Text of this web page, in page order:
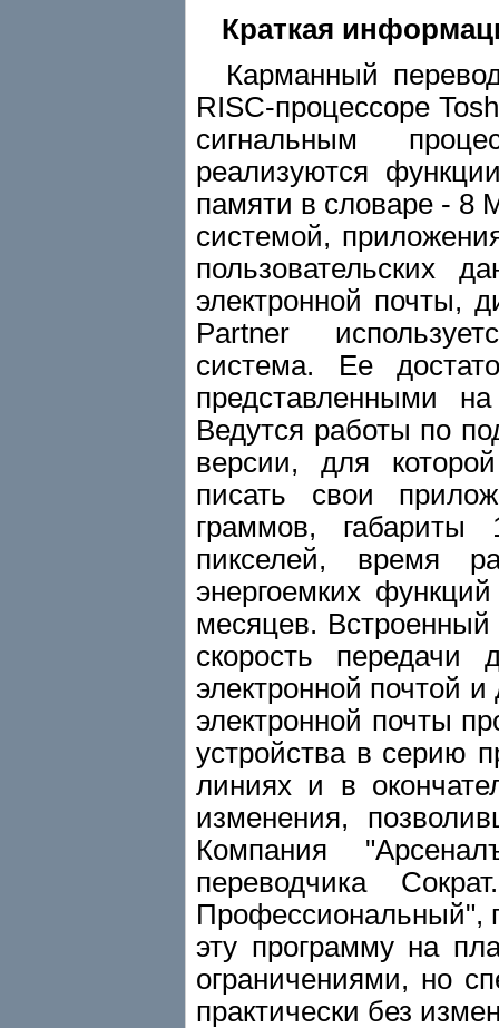
Краткая
Карманный
RISC-процессоре
сигнальным
реализуются
памяти в словаре - 8
системой,
пользовательских
электронной почты,
Partner
система. Ее
представленными
Ведутся работы по
версии, для
писать свои
граммов, габариты
пикселей, время
энергоемких
месяцев.
скорость
электронной почтой
электронной почты
устройства в серию
линиях и в
изменения,
Компания
переводчика
Профессиональный",
эту программу на
ограничениями, но
практически без